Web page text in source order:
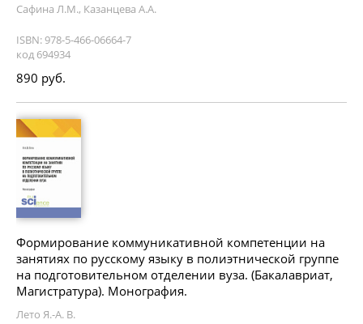
Сафина Л.М., Казанцева А.А.
ISBN: 978-5-466-06664-7
код 694934
890 руб.
Формирование коммуникативной компетенции на
занятиях по русскому языку в полиэтнической группе
на подготовительном отделении вуза. (Бакалавриат,
Магистратура). Монография.
Лето Я.-А. В.